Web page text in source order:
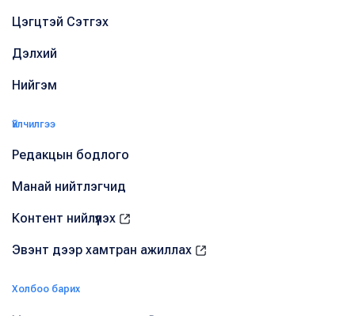
Цэгцтэй Сэтгэх
Дэлхий
Нийгэм
Үйлчилгээ
Редакцын бодлого
Манай нийтлэгчид
Контент нийлүүлэх
Эвэнт дээр хамтран ажиллах
Холбоо барих